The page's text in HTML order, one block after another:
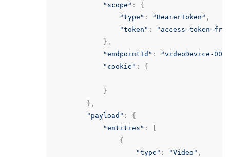
"scope" :
{
"type" : "BearerToken" ,
"token" :
"access-token-
},
"endpointId" :
"videoDevice-001"
"cookie" : {
}
},
"payload" :
{
"entities" :
{
"type" : "Video" ,